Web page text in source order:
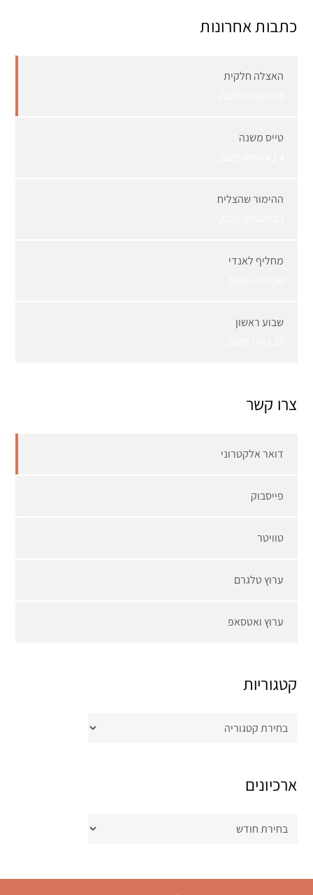
כתבות אחרונות
האצלה חלקית
טייס משנה
ההימור שהצליח
מחליף לאנדי
שבוע ראשון
צרו קשר
דואר אלקטרוני
פייסבוק
טוויטר
ערוץ טלגרם
ערוץ ואטסאפ
קטגוריות
ארכיונים